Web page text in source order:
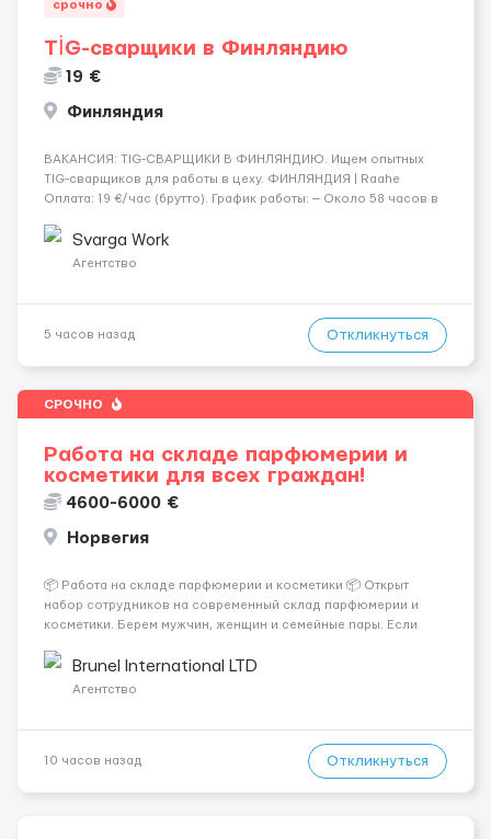
срочно
TİG-сварщики в Финляндию
19 €
Финляндия
​​ВАКАНСИЯ: TIG-СВАРЩИКИ В ФИНЛЯНДИЮ. Ищем опытных
TIG-сварщиков для работы в цеху. ФИНЛЯНДИЯ | Raahe
Оплата: 19 €/час (брутто). График работы: — Около 58 часов в
переработки. Дата начала: — Как можно скорее....
Svarga Work
Агентство
5 часов назад Откликнуться
СРОЧНО
Работа на складе парфюмерии и
косметики для всех граждан!
4600-6000 €
Норвегия
📦 Работа на складе парфюмерии и косметики 📦 Открыт
набор сотрудников на современный склад парфюмерии и
косметики. Берем мужчин, женщин и семейные пары. Если
обучают уже после приезда. Работа не тяжелая. Нужно
собирать заказы, сортиро...
Brunel International LTD
Агентство
10 часов назад Откликнуться